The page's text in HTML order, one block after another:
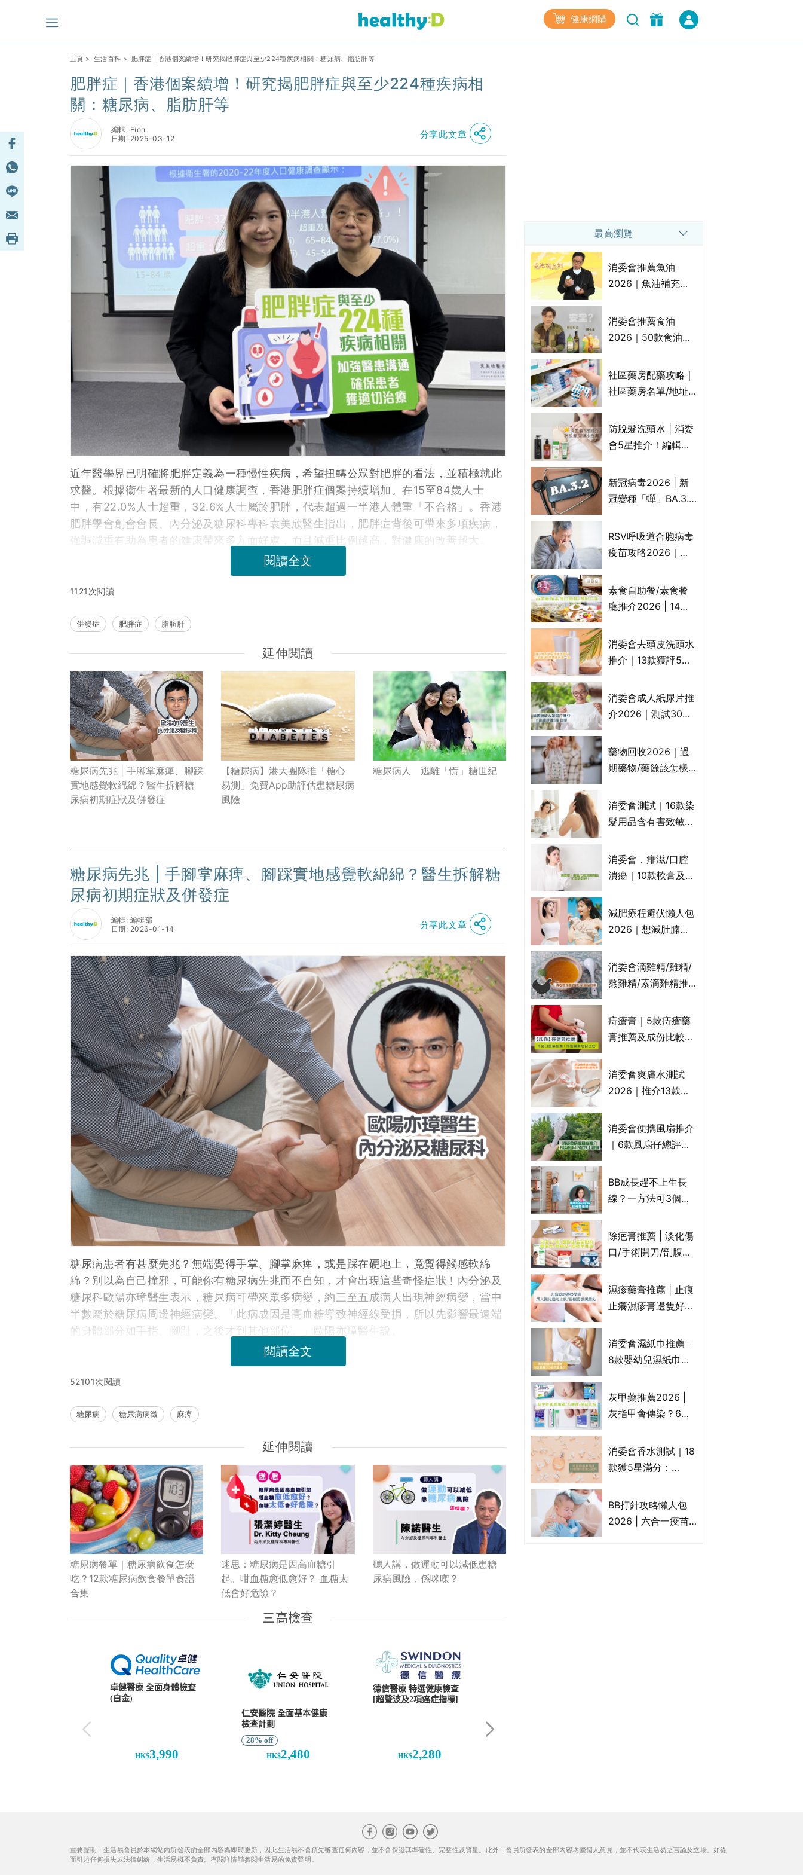
健康網購
主頁 > 生活百科 > 肥胖症｜香港個案續增！研究揭肥胖症與至少224種疾病相關：糖尿病、脂肪肝等
肥胖症｜香港個案續增！研究揭肥胖症與至少224種疾病相
關：糖尿病、脂肪肝等
編輯: Fion
日期: 2025-03-12
分享此文章
近年醫學界已明確將肥胖定義為一種慢性疾病，希望扭轉公眾對肥胖的看法，並積極就此
求醫。根據衞生署最新的人口健康調查，香港肥胖症個案持續增加。在15至84歲人士
中，有22.0%人士超重，32.6%人士屬於肥胖，代表超過一半港人體重「不合格」。香港
肥胖學會創會會長、內分泌及糖尿科專科袁美欣醫生指出，肥胖症背後可帶來多項疾病，
強調減重有助為患者的健康帶來多方面好處，而且減重比例越高，對健康的改善越大。
閱讀全文
1121次閱讀
併發症 肥胖症 脂肪肝
延伸閱讀
糖尿病先兆 | 手腳掌麻痺、腳踩
實地感覺軟綿綿？醫生拆解糖
尿病初期症狀及併發症
【糖尿病】港大團隊推「糖心
易測」免費App助評估患糖尿病
風險
糖尿病人 逃離「慌」糖世紀
糖尿病先兆 | 手腳掌麻痺、腳踩實地感覺軟綿綿？醫生拆解糖
尿病初期症狀及併發症
編輯: 編輯部
日期: 2026-01-14
分享此文章
糖尿病患者有甚麼先兆？無端覺得手掌、腳掌麻痺，或是踩在硬地上，竟覺得觸感軟綿
綿？別以為自己撞邪，可能你有糖尿病先兆而不自知，才會出現這些奇怪症狀﹗內分泌及
糖尿科歐陽亦璋醫生表示，糖尿病可帶來眾多病變，約三至五成病人出現神經病變，當中
半數屬於糖尿病周邊神經病變。「此病成因是高血糖導致神經線受損，所以先影響最遠端
的身體部分如手指、腳趾，之後才到其他部位。」歐陽亦璋醫生說。
閱讀全文
52101次閱讀
糖尿病 糖尿病病徵 麻痺
延伸閱讀
糖尿病餐單｜糖尿病飲食怎麼
吃？12款糖尿病飲食餐單食譜
合集
迷思：糖尿病是因高血糖引
起。咁血糖愈低愈好？ 血糖太
低會好危險？
聽人講，做運動可以減低患糖
尿病風險，係咪㗎？
最高瀏覽
消委會推薦魚油
2026｜魚油補充劑
名單｜附1款國際魚
油標準5星認證 針對
消委會推薦食油
2026｜50款食油評
物｜21款健康煮食油
總評達5星滿分名單
花籽油/花生油等)
社區藥房配藥攻略｜
社區藥房名單/地址/
法一覽表｜社區藥房
是甚麼？可以申請藥
防脫髮洗頭水 | 消委
會5星推介！編輯加
比較：位元堂、呂、
PANTOGAR、純素
新冠病毒2026 | 新
冠變種「蟬」BA.3.2
播、風險與預防方法
一文睇
RSV呼吸道合胞病毒
疫苗攻略2026｜
高危？RSV疫苗價錢
比較、打針後反應處
素食自助餐/素食餐
廳推介2026 | 14間
中式/印度/東南亞/港
式/Fusion素食齋菜
消委會去頭皮洗頭水
推介｜13款獲評5星
KLORANE、沙宣、
呂、LUX等上榜｜4
消委會成人紙尿片推
介2026｜測試30款
滲墊防漏表現/回滲/
化學物質檢測等｜5
藥物回收2026｜過
期藥物/藥餘該怎樣
地點一覽｜屈臣氏、
萬寧、首衛、綠領行
消委會測試｜16款染
髮用品含有害致敏物
介!50惠、Return回
本、Furnte、Rerise
消委會．痱滋/口腔
潰瘍｜10款軟膏及啫
屬處方藥物？有哪些
受關注成分？｜必知
減肥療程避伏懶人包
2026｜想減肚腩但
VS不良黑店5大手法
對比｜SLIMTONE減
消委會滴雞精/雞精/
熬雞精/素滴雞精推
款含致癌物 9款總評
達5星滿分名單 屈臣
痔瘡膏｜5款痔瘡藥
膏推薦及成份比較
有效紓緩痔瘡疼痛痕
癢｜附痔瘡成因及病
消委會爽膚水測試
2026｜推介13款總
Cetaphil、The
Ordinary、
消委會便攜風扇推介
｜6款風扇仔總評達
品 MUJI、
Francfranc、
BB成長趕不上生長
線？一方法可3個月
懂得把握1歲起「長
高黃金期」
除疤膏推薦 | 淡化傷
口/手術開刀/剖腹生
藥膏/除疤筆/除疤貼
比較（消委會教揀選
濕疹藥膏推薦 | 止痕
止癢濕疹膏邊隻好？
膏/濕疹膏 嬰兒BB濕
疹皮膚適用！紓緩防
一覽)
消委會濕紙巾推薦︱
8款嬰幼兒濕紙巾獲
屈臣氏watsons、強
生Johnson's等｜測
灰甲藥推薦2026 |
灰指甲會傳染？6款
膏/抗甲癬油劑的功
效/價格比較：羅霉
消委會香水測試｜18
款獲5星滿分：
ARMANI、Marks &
Spencer、CHANEL
BB打針攻略懶人包
2026 | 六合一疫苗
重要聲明：生活易會員於本網站內所發表的全部內容為即時更新，因此生活易不會預先審查任何內容，並不會保證其準確性、完整性及質量。此外，會員所發表的全部內容均屬個人意見，並不代表生活易之言論及立場。如從
而引起任何損失或法律糾紛，生活易概不負責。有關詳情請參閱生活易的免責聲明。